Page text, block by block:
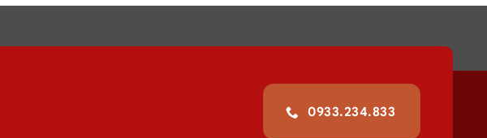
iao tận nơi Đường Mai Văn Ngọc, Phú Nhuận
giúp
0933.234.833